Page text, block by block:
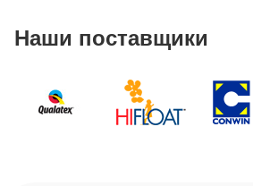
Наши поставщики